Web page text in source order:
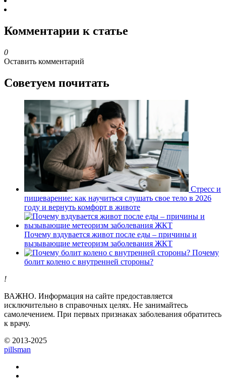
Комментарии к статье
0
Оставить комментарий
Советуем почитать
Стресс и
пищеварение: как научиться слушать свое тело в 2026
году и вернуть комфорт в животе
Почему вздувается живот после еды – причины и
вызывающие метеоризм заболевания ЖКТ
Почему
болит колено с внутренней стороны?
!
ВАЖНО. Информация на сайте предоставляется
исключительно в справочных целях. Не занимайтесь
самолечением. При первых признаках заболевания обратитесь
к врачу.
© 2013-2025
pillsman